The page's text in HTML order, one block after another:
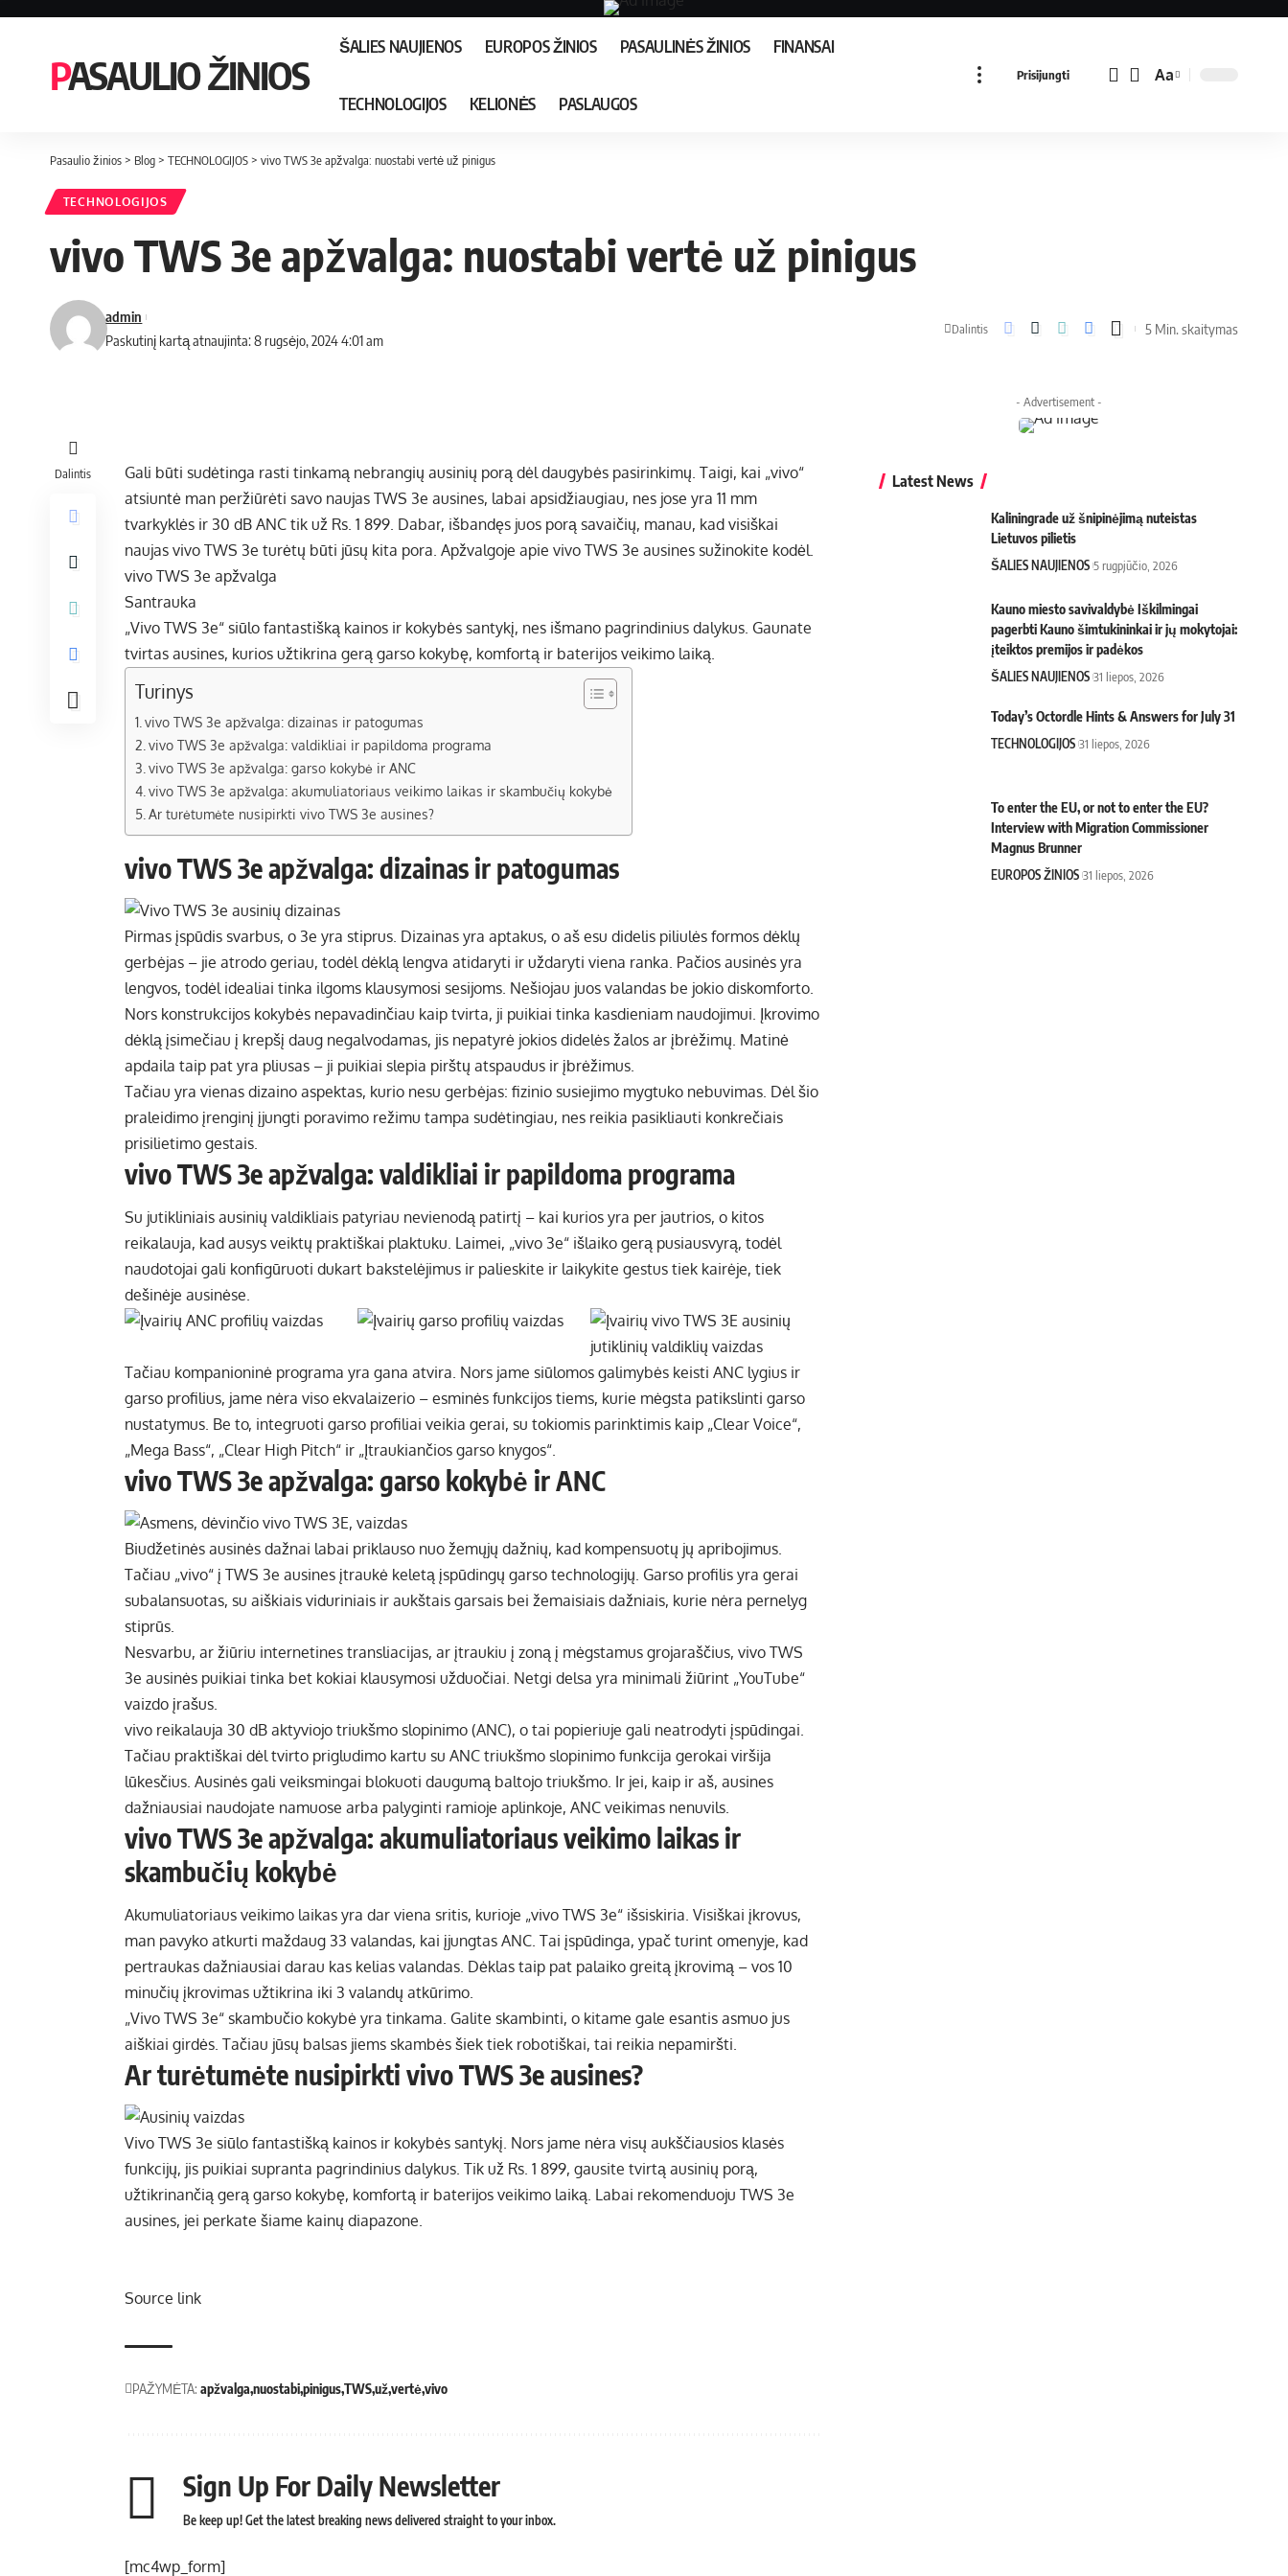
PASAULIO ŽINIOS
ŠALIES NAUJIENOS EUROPOS ŽINIOS PASAULINĖS ŽINIOS FINANSAI
TECHNOLOGIJOS KELIONĖS PASLAUGOS
Prisijungti Aa
Pasaulio žinios > Blog > TECHNOLOGIJOS > vivo TWS 3e apžvalga: nuostabi vertė už pinigus
TECHNOLOGIJOS
vivo TWS 3e apžvalga: nuostabi vertė už pinigus
Paskutinį kartą atnaujinta: 8 rugsėjo, 2024 4:01 am
admin
Dalintis 5 Min. skaitymas
Dalintis
Gali būti sudėtinga rasti tinkamą nebrangių ausinių porą dėl daugybės pasirinkimų. Taigi, kai „vivo“
atsiuntė man peržiūrėti savo naujas TWS 3e ausines, labai apsidžiaugiau, nes jose yra 11 mm
tvarkyklės ir 30 dB ANC tik už Rs. 1 899. Dabar, išbandęs juos porą savaičių, manau, kad visiškai
naujas vivo TWS 3e turėtų būti jūsų kita pora. Apžvalgoje apie vivo TWS 3e ausines sužinokite kodėl.
vivo TWS 3e apžvalga
Santrauka
„Vivo TWS 3e“ siūlo fantastišką kainos ir kokybės santykį, nes išmano pagrindinius dalykus. Gaunate
tvirtas ausines, kurios užtikrina gerą garso kokybę, komfortą ir baterijos veikimo laiką.
Turinys
vivo TWS 3e apžvalga: dizainas ir patogumas
vivo TWS 3e apžvalga: valdikliai ir papildoma programa
vivo TWS 3e apžvalga: garso kokybė ir ANC
vivo TWS 3e apžvalga: akumuliatoriaus veikimo laikas ir skambučių kokybė
Ar turėtumėte nusipirkti vivo TWS 3e ausines?
vivo TWS 3e apžvalga: dizainas ir patogumas
Pirmas įspūdis svarbus, o 3e yra stiprus. Dizainas yra aptakus, o aš esu didelis piliulės formos dėklų
gerbėjas – jie atrodo geriau, todėl dėklą lengva atidaryti ir uždaryti viena ranka. Pačios ausinės yra
lengvos, todėl idealiai tinka ilgoms klausymosi sesijoms. Nešiojau juos valandas be jokio diskomforto.
Nors konstrukcijos kokybės nepavadinčiau kaip tvirta, ji puikiai tinka kasdieniam naudojimui. Įkrovimo
dėklą įsimečiau į krepšį daug negalvodamas, jis nepatyrė jokios didelės žalos ar įbrėžimų. Matinė
apdaila taip pat yra pliusas – ji puikiai slepia pirštų atspaudus ir įbrėžimus.
Tačiau yra vienas dizaino aspektas, kurio nesu gerbėjas: fizinio susiejimo mygtuko nebuvimas. Dėl šio
praleidimo įrenginį įjungti poravimo režimu tampa sudėtingiau, nes reikia pasikliauti konkrečiais
prisilietimo gestais.
vivo TWS 3e apžvalga: valdikliai ir papildoma programa
Su jutikliniais ausinių valdikliais patyriau nevienodą patirtį – kai kurios yra per jautrios, o kitos
reikalauja, kad ausys veiktų praktiškai plaktuku. Laimei, „vivo 3e“ išlaiko gerą pusiausvyrą, todėl
naudotojai gali konfigūruoti dukart bakstelėjimus ir palieskite ir laikykite gestus tiek kairėje, tiek
dešinėje ausinėse.
Tačiau kompanioninė programa yra gana atvira. Nors jame siūlomos galimybės keisti ANC lygius ir
garso profilius, jame nėra viso ekvalaizerio – esminės funkcijos tiems, kurie mėgsta patikslinti garso
nustatymus. Be to, integruoti garso profiliai veikia gerai, su tokiomis parinktimis kaip „Clear Voice“,
„Mega Bass“, „Clear High Pitch“ ir „Įtraukiančios garso knygos“.
vivo TWS 3e apžvalga: garso kokybė ir ANC
Biudžetinės ausinės dažnai labai priklauso nuo žemųjų dažnių, kad kompensuotų jų apribojimus.
Tačiau „vivo“ į TWS 3e ausines įtraukė keletą įspūdingų garso technologijų. Garso profilis yra gerai
subalansuotas, su aiškiais viduriniais ir aukštais garsais bei žemaisiais dažniais, kurie nėra pernelyg
stiprūs.
Nesvarbu, ar žiūriu internetines transliacijas, ar įtraukiu į zoną į mėgstamus grojaraščius, vivo TWS
3e ausinės puikiai tinka bet kokiai klausymosi užduočiai. Netgi delsa yra minimali žiūrint „YouTube“
vaizdo įrašus.
vivo reikalauja 30 dB aktyviojo triukšmo slopinimo (ANC), o tai popieriuje gali neatrodyti įspūdingai.
Tačiau praktiškai dėl tvirto prigludimo kartu su ANC triukšmo slopinimo funkcija gerokai viršija
lūkesčius. Ausinės gali veiksmingai blokuoti daugumą baltojo triukšmo. Ir jei, kaip ir aš, ausines
dažniausiai naudojate namuose arba palyginti ramioje aplinkoje, ANC veikimas nenuvils.
vivo TWS 3e apžvalga: akumuliatoriaus veikimo laikas ir
skambučių kokybė
Akumuliatoriaus veikimo laikas yra dar viena sritis, kurioje „vivo TWS 3e“ išsiskiria. Visiškai įkrovus,
man pavyko atkurti maždaug 33 valandas, kai įjungtas ANC. Tai įspūdinga, ypač turint omenyje, kad
pertraukas dažniausiai darau kas kelias valandas. Dėklas taip pat palaiko greitą įkrovimą – vos 10
minučių įkrovimas užtikrina iki 3 valandų atkūrimo.
„Vivo TWS 3e“ skambučio kokybė yra tinkama. Galite skambinti, o kitame gale esantis asmuo jus
aiškiai girdės. Tačiau jūsų balsas jiems skambės šiek tiek robotiškai, tai reikia nepamiršti.
Ar turėtumėte nusipirkti vivo TWS 3e ausines?
Vivo TWS 3e siūlo fantastišką kainos ir kokybės santykį. Nors jame nėra visų aukščiausios klasės
funkcijų, jis puikiai supranta pagrindinius dalykus. Tik už Rs. 1 899, gausite tvirtą ausinių porą,
užtikrinančią gerą garso kokybę, komfortą ir baterijos veikimo laiką. Labai rekomenduoju TWS 3e
ausines, jei perkate šiame kainų diapazone.
Source link
PAŽYMĖTA: apžvalga nuostabipinigusTWSužvertėvivo
Sign Up For Daily Newsletter
Be keep up! Get the latest breaking news delivered straight to your inbox.
[mc4wp_form]
- Advertisement -
Latest News
Kaliningrade už šnipinėjimą nuteistas
Lietuvos pilietis
ŠALIES NAUJIENOS 5 rugpjūčio, 2026
Kauno miesto savivaldybė Iškilmingai
pagerbti Kauno šimtukininkai ir jų mokytojai:
įteiktos premijos ir padėkos
ŠALIES NAUJIENOS 31 liepos, 2026
Today’s Octordle Hints & Answers for July 31
TECHNOLOGIJOS 31 liepos, 2026
To enter the EU, or not to enter the EU?
Interview with Migration Commissioner
Magnus Brunner
EUROPOS ŽINIOS 31 liepos, 2026